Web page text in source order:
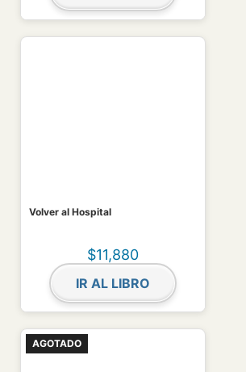
Volver al Hospital
$11,880
IR AL LIBRO
AGOTADO